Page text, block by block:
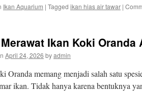
Ikan Aquarium | Tagged ikan hias air tawar |
Ikan Koki Oranda
April 24, 2026 byadmin
Oranda memang menjadi salah satu
ikan. Tidak hanya karena bentuknya